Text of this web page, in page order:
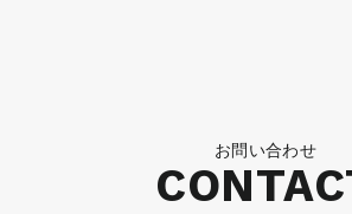
お問い合わせ